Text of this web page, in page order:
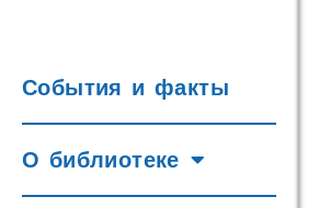
События и факты
О библиотеке